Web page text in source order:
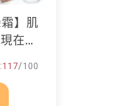
霜】肌
在就
驗計
117/100